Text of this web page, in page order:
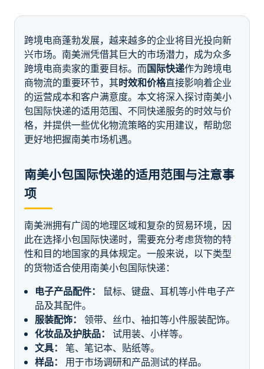
跨境电商蓬勃发展，越来越多的企业将目光投向新
兴市场。南美洲凭借其巨大的市场潜力，成为众多
跨境电商卖家的重要目标。而国际快递作为跨境电
商物流的重要环节，其时效和价格直接影响着企业
的运营成本和客户满意度。本文将深入探讨南美小
包国际快递的适用范围、不同快递服务的时效与价
格，并提供一些优化物流策略的实用建议，帮助您
更好地把握南美市场机遇。
南美小包国际快递的适用范围与注意事
项
南美洲拥有广阔的地理区域和复杂的贸易环境，因
此在选择小包国际快递时，需要充分考虑货物的特
性和目的地国家的具体规定。一般来说，以下类型
的货物适合使用南美小包国际快递：
电子产品配件：
鼠标、键盘、耳机等小件电子产
品及其配件。
服装配饰：
领带、丝巾、袖扣等小件服装配饰。
化妆品及护肤品：
试用装、小样等。
文具：
笔、笔记本、贴纸等。
样品：
用于市场调研和产品测试的样品。